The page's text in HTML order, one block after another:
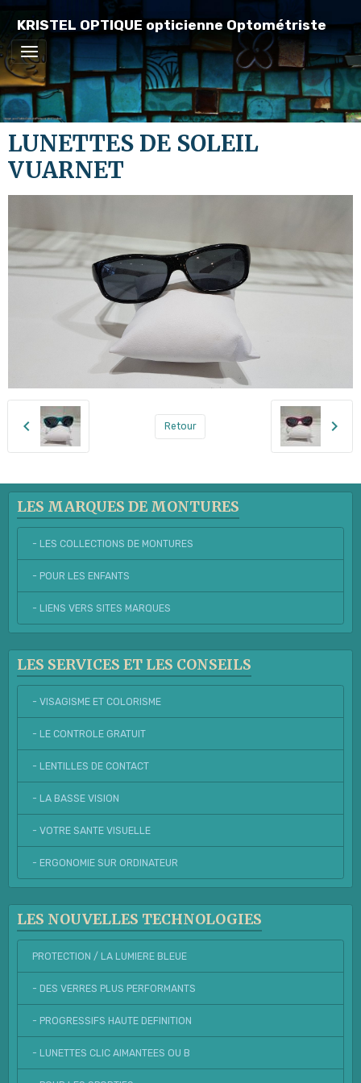
KRISTEL OPTIQUE opticienne Optométriste
LUNETTES DE SOLEIL
VUARNET
Retour
LES MARQUES DE MONTURES
- LES COLLECTIONS DE MONTURES
- POUR LES ENFANTS
- LIENS VERS SITES MARQUES
LES SERVICES ET LES CONSEILS
- VISAGISME ET COLORISME
- LE CONTROLE GRATUIT
- LENTILLES DE CONTACT
- LA BASSE VISION
- VOTRE SANTE VISUELLE
- ERGONOMIE SUR ORDINATEUR
LES NOUVELLES TECHNOLOGIES
PROTECTION / LA LUMIERE BLEUE
- DES VERRES PLUS PERFORMANTS
- PROGRESSIFS HAUTE DEFINITION
- LUNETTES CLIC AIMANTEES OU B